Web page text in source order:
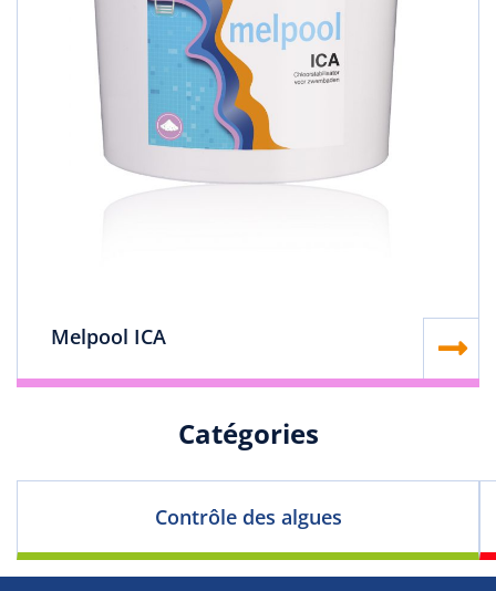
Melpool ICA
Catégories
Contrôle des algues